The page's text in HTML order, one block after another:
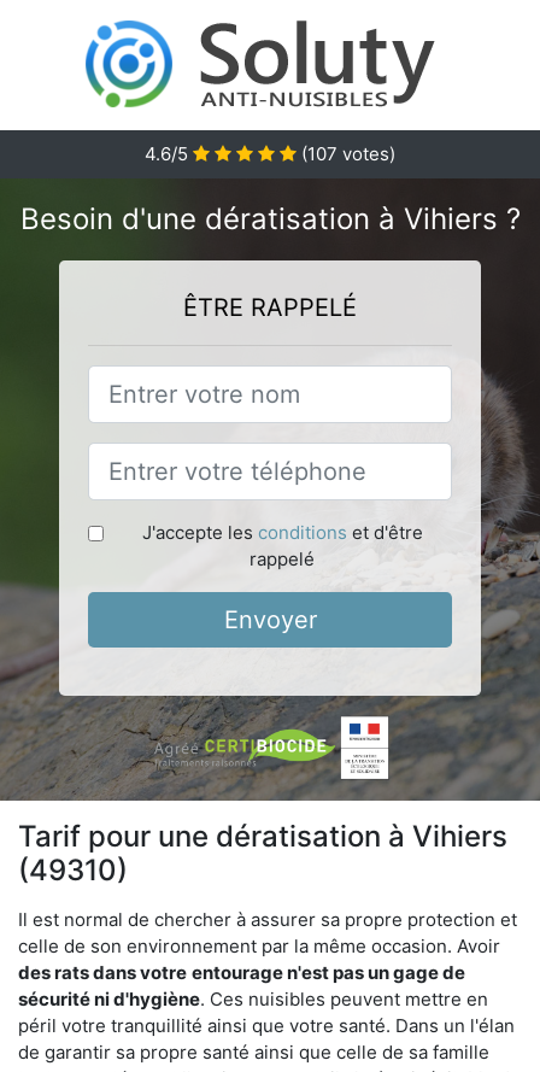
4.6/5 (107 votes)
Besoin d'une dératisation à Vihiers ?
ÊTRE RAPPELÉ
J'accepte les conditions et d'être
rappelé
Envoyer
Tarif pour une dératisation à Vihiers
(49310)
Il est normal de chercher à assurer sa propre protection et
celle de son environnement par la même occasion. Avoir
des rats dans votre entourage n'est pas un gage de
sécurité ni d'hygiène. Ces nuisibles peuvent mettre en
péril votre tranquillité ainsi que votre santé. Dans un l'élan
de garantir sa propre santé ainsi que celle de sa famille